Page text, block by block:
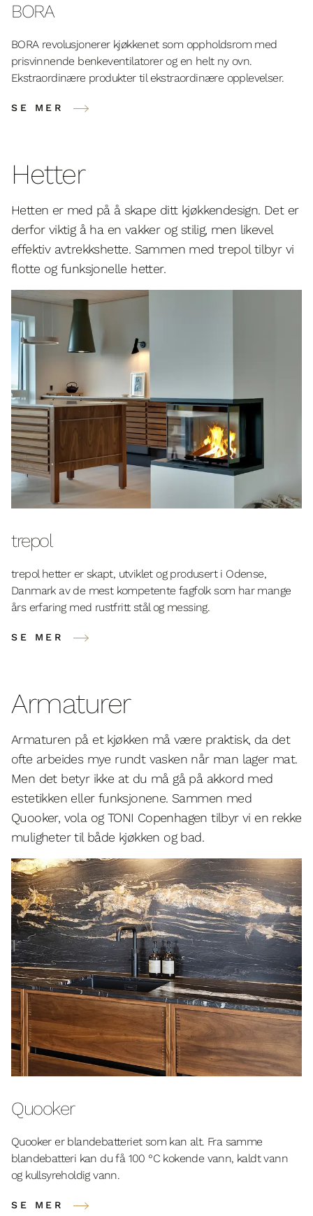
BORA
BORA revolusjonerer kjøkkenet som oppholdsrom med
prisvinnende benkeventilatorer og en helt ny ovn.
Ekstraordinære produkter til ekstraordinære opplevelser.
SE MER
Hetter
Hetten er med på å skape ditt kjøkkendesign. Det er
derfor viktig å ha en vakker og stilig, men likevel
effektiv avtrekkshette. Sammen med trepol tilbyr vi
flotte og funksjonelle hetter.
trepol
trepol hetter er skapt, utviklet og produsert i Odense,
Danmark av de mest kompetente fagfolk som har mange
års erfaring med rustfritt stål og messing.
SE MER
Armaturer
Armaturen på et kjøkken må være praktisk, da det
ofte arbeides mye rundt vasken når man lager mat.
Men det betyr ikke at du må gå på akkord med
estetikken eller funksjonene. Sammen med
Quooker, vola og TONI Copenhagen tilbyr vi en rekke
muligheter til både kjøkken og bad.
Quooker
Quooker er blandebatteriet som kan alt. Fra samme
blandebatteri kan du få 100 °C kokende vann, kaldt vann
og kullsyreholdig vann.
SE MER